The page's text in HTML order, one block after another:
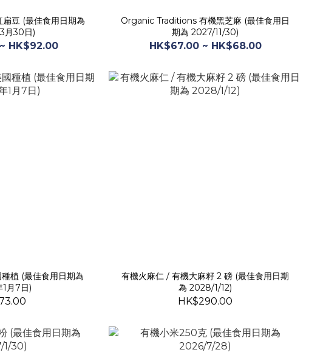
豆 (最佳食用日期為
月30日)
HK$92.00
Organic Traditions 有機黑芝麻 (最佳食用日
期為 2027/11/30)
HK$67.00 ~ HK$68.00
植 (最佳食用日期為
月7日)
有機火麻仁 / 有機大麻籽 2 磅 (最佳食用日期
為 2028/1/12)
HK$290.00